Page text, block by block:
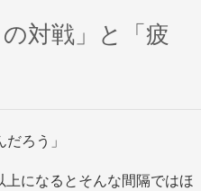
対戦」と「疲
ろう」
になるとそんな間隔ではほ